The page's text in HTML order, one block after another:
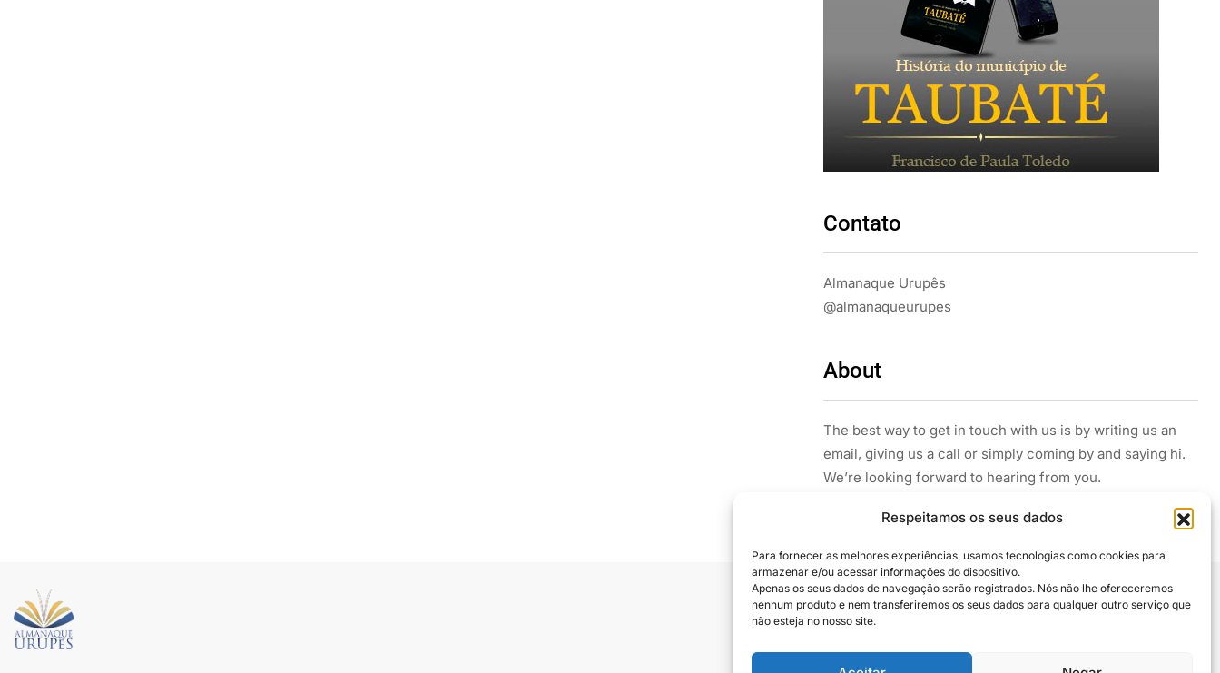
Respeitamos os seus dados
Para fornecer as melhores experiências, usamos tecnologias como cookies para
armazenar e/ou acessar informações do dispositivo.
Apenas os seus dados de navegação serão registrados. Nós não lhe ofereceremos
nenhum produto e nem transferiremos os seus dados para qualquer outro serviço que
não esteja no nosso site.
Contato
Almanaque Urupês
@almanaqueurupes
About
The best way to get in touch with us is by writing us an
email, giving us a call or simply coming by and saying hi.
We’re looking forward to hearing from you.
Siga e compartilhe